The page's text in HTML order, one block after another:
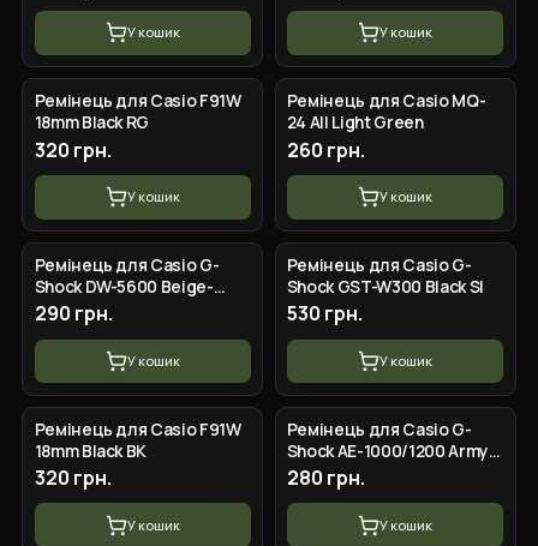
У кошик У кошик
Ремінець для Casio F91W
18mm Black RG
320 грн.
У кошик
Ремінець для Casio MQ-
24 All Light Green
260 грн.
У кошик
Ремінець для Casio G-
Shock DW-5600 Beige-
Glossy SI
290 грн.
У кошик
Ремінець для Casio G-
Shock GST-W300 Black SI
530 грн.
У кошик
Ремінець для Casio F91W
18mm Black BK
320 грн.
У кошик
Ремінець для Casio G-
Shock AE-1000/1200 Army
Green SI
280 грн.
У кошик